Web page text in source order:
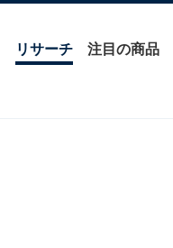
リサーチ 注目の商品